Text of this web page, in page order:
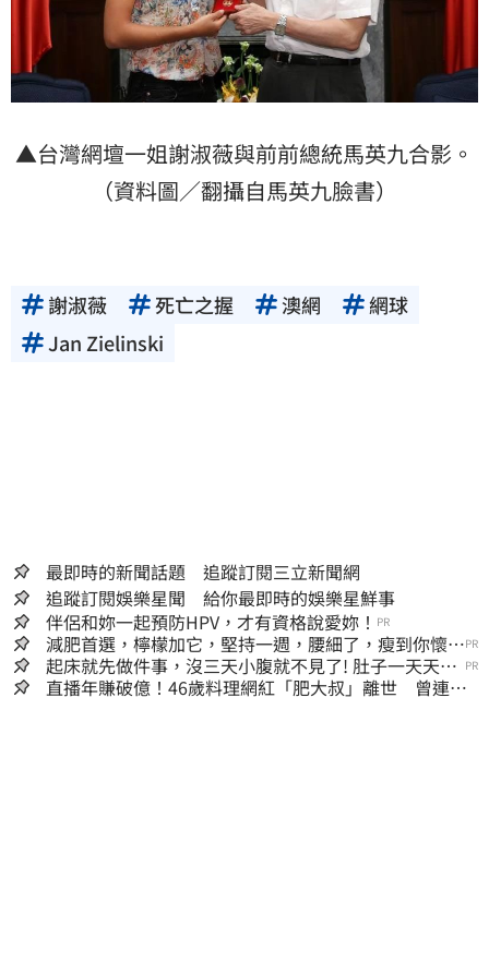
▲台灣網壇一姐謝淑薇與前前總統馬英九合影。
（資料圖／翻攝自馬英九臉書）
謝淑薇 死亡之握 澳網
網球
Jan Zielinski
最即時的新聞話題 追蹤訂閱三立新聞網
追蹤訂閱娛樂星聞 給你最即時的娛樂星鮮事
伴侶和妳一起預防HPV，才有資格說愛妳！ PR
減肥首選，檸檬加它，堅持一週，腰細了，瘦到你懷疑
人生
PR
起床就先做件事，沒三天小腹就不見了! 肚子一天天變
小！
PR
直播年賺破億！46歲料理網紅「肥大叔」離世 曾連播